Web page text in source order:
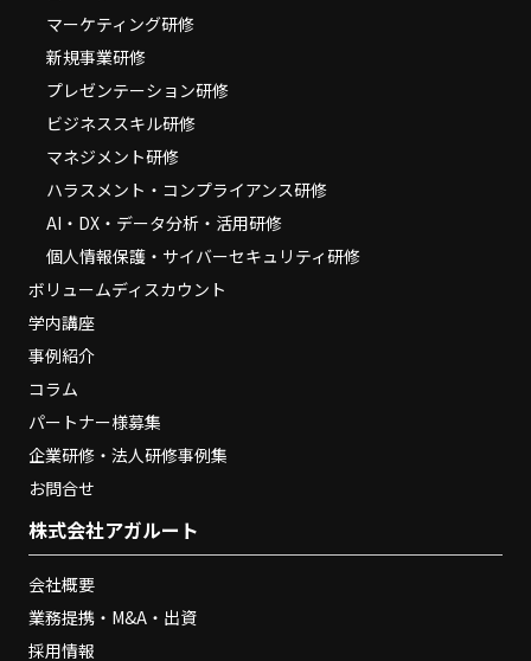
マーケティング研修
新規事業研修
プレゼンテーション研修
ビジネススキル研修
マネジメント研修
ハラスメント・コンプライアンス研修
AI・DX・データ分析・活用研修
個人情報保護・サイバーセキュリティ研修
ボリュームディスカウント
学内講座
事例紹介
コラム
パートナー様募集
企業研修・法人研修事例集
お問合せ
株式会社アガルート
会社概要
業務提携・M&A・出資
採用情報